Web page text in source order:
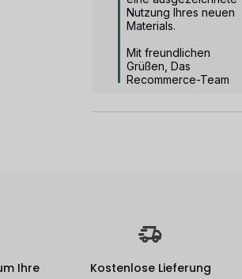
Nutzung Ihres neuen
Materials.
Mit freundlichen
Grüßen, Das
Recommerce-Team
Ihre
Kostenlose Lieferung